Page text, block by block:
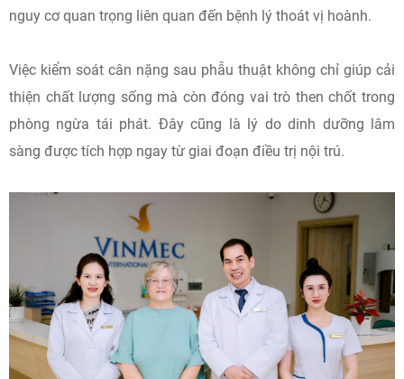
nguy cơ quan trọng liên quan đến bệnh lý thoát vị hoành.
Việc kiểm soát cân nặng sau phẫu thuật không chỉ giúp cải
thiện chất lượng sống mà còn đóng vai trò then chốt trong
phòng ngừa tái phát. Đây cũng là lý do dinh dưỡng lâm
sàng được tích hợp ngay từ giai đoạn điều trị nội trú.